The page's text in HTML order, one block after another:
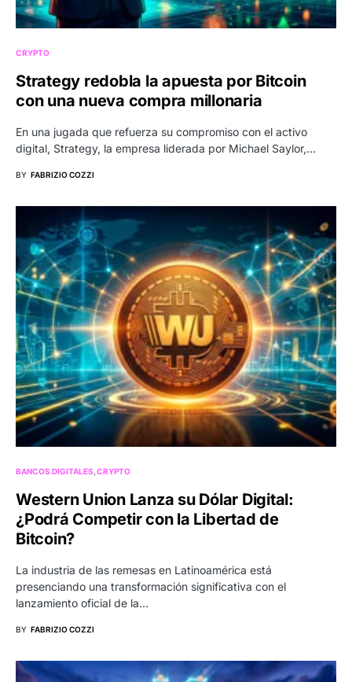
CRYPTO
Strategy redobla la apuesta por Bitcoin
con una nueva compra millonaria
En una jugada que refuerza su compromiso con el activo
digital, Strategy, la empresa liderada por Michael Saylor,…
BY FABRIZIO COZZI
BANCOS DIGITALES CRYPTO
Western Union Lanza su Dólar Digital:
¿Podrá Competir con la Libertad de
Bitcoin?
La industria de las remesas en Latinoamérica está
presenciando una transformación significativa con el
lanzamiento oficial de la…
BY FABRIZIO COZZI